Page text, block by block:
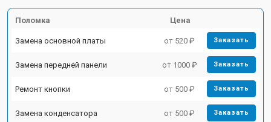
Поломка Цена
Замена основной платы от 520 ₽ Заказать
Замена передней панели от 1000 ₽ Заказать
Ремонт кнопки от 500 ₽ Заказать
Замена конденсатора от 500 ₽ Заказать